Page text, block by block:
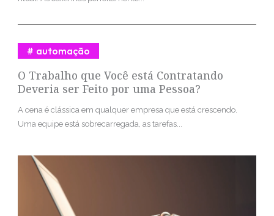
O Trabalho que Você está Contratando
Deveria ser Feito por uma Pessoa?
automação
A cena é clássica em qualquer empresa que está crescendo.
Uma equipe está sobrecarregada, as tarefas...